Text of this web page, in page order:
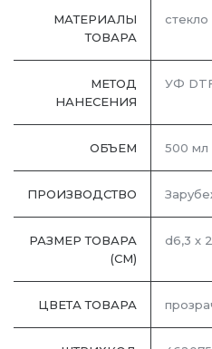
МАТЕРИАЛЫ
ТОВАРА
стекло
МЕТОД
НАНЕСЕНИЯ
УФ
ОБЪЕМ 500 мл
ПРОИЗВОДСТВО
РАЗМЕР ТОВАРА
(СМ)
d6,3 х
ЦВЕТА ТОВАРА